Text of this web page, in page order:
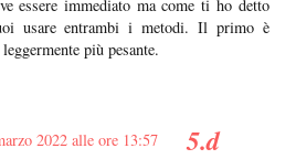
essere immediato ma come ti ho detto
usare entrambi i metodi. Il primo è
più pesante.
2022 alle ore 13:57